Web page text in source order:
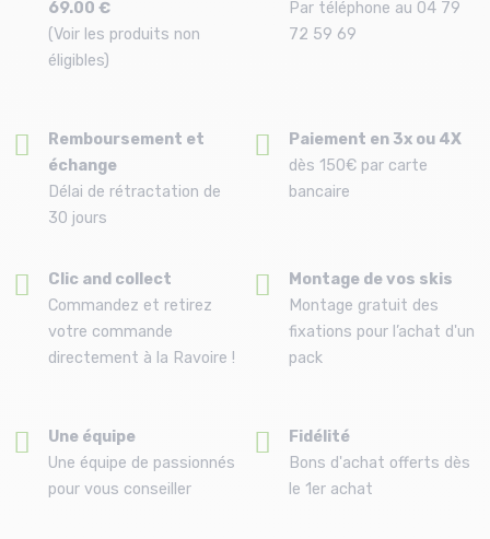
69.00 €
(Voir les produits non
éligibles)
Par téléphone au 04 79
72 59 69
Remboursement et
échange
Délai de rétractation de
30 jours
Paiement en 3x ou 4X
dès 150€ par carte
bancaire
Clic and collect
Commandez et retirez
votre commande
directement à la Ravoire !
Montage de vos skis
Montage gratuit des
fixations pour l’achat d'un
pack
Une équipe
Une équipe de passionnés
pour vous conseiller
Fidélité
Bons d'achat offerts dès
le 1er achat